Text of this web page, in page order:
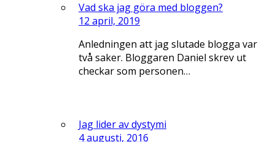
Vad ska jag göra med bloggen?
12 april, 2019
Anledningen att jag slutade blogga var
två saker. Bloggaren Daniel skrev ut
checkar som personen…
Jag lider av dystymi
4 augusti, 2016